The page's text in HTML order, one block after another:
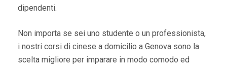
dipendenti.
Non importa se sei uno studente o un professionista,
i nostri corsi di cinese a domicilio a Genova sono la
scelta migliore per imparare in modo comodo ed